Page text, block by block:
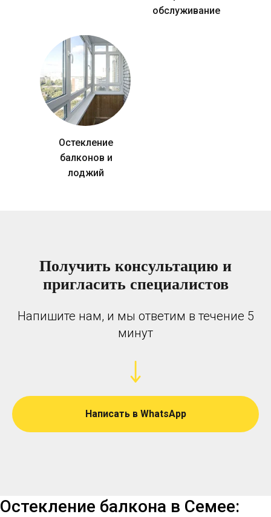
обслуживание
Остекление
балконов и
лоджий
Получить консультацию и
пригласить специалистов
Напишите нам, и мы ответим в течение 5
минут
Написать в WhatsApp
Остекление балкона в Семее: